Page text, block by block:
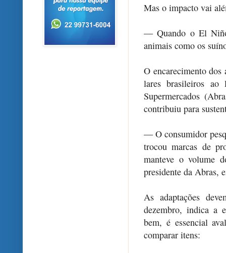
Mas o impacto vai
— Quando o El
animais como os
O encarecimento
lares brasileiros
Supermercados
contribuiu para
— O consumidor
trocou marcas de
manteve o volume
presidente da Abras,
As adaptações
dezembro, indica a
bem, é essencial
comparar itens: